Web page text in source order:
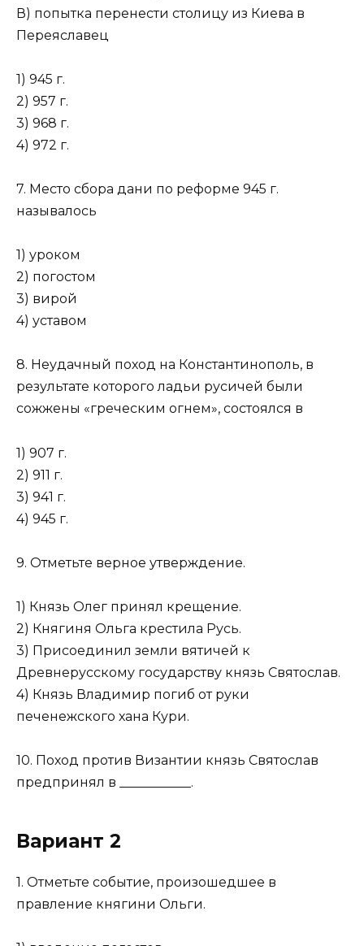
В) попытка перенести столицу из Киева в
Переяславец
1) 945 г.
2) 957 г.
3) 968 г.
4) 972 г.
7. Место сбора дани по реформе 945 г.
называлось
1) уроком
2) погостом
3) вирой
4) уставом
8. Неудачный поход на Константинополь, в
результате которого ладьи русичей были
сожжены «греческим огнем», состоялся в
1) 907 г.
2) 911 г.
3) 941 г.
4) 945 г.
9. Отметьте верное утверждение.
1) Князь Олег принял крещение.
2) Княгиня Ольга крестила Русь.
3) Присоединил земли вятичей к
Древнерусскому государству князь Святослав.
4) Князь Владимир погиб от руки
печенежского хана Кури.
10. Поход против Византии князь Святослав
предпринял в ___________.
Вариант 2
1. Отметьте событие, произошедшее в
правление княгини Ольги.